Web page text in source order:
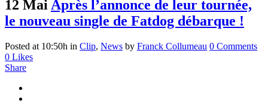
12 Mai Après l’annonce de leur tournée,
le nouveau single de Fatdog débarque !
Posted at 10:50h in Clip, News by Franck Collumeau 0 Comments
0 Likes
Share